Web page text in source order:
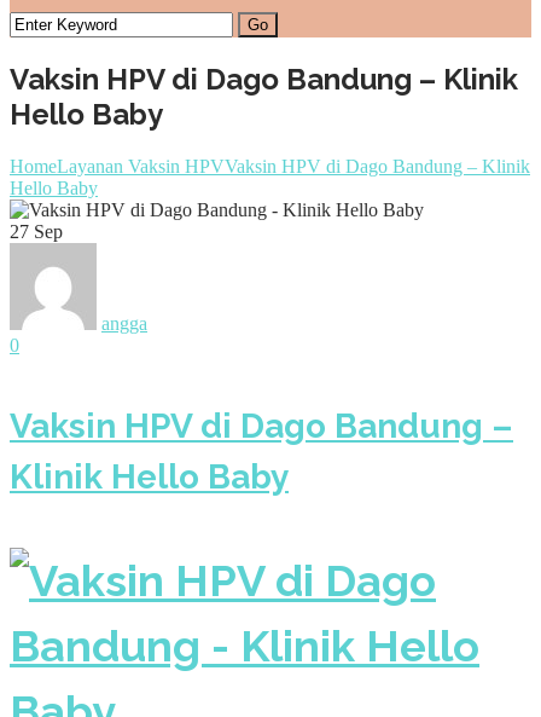
Vaksin HPV di Dago Bandung – Klinik
Hello Baby
HomeLayanan Vaksin HPVVaksin HPV di Dago Bandung – Klinik
Hello Baby
27 Sep
angga
0
Vaksin HPV di Dago Bandung –
Klinik Hello Baby